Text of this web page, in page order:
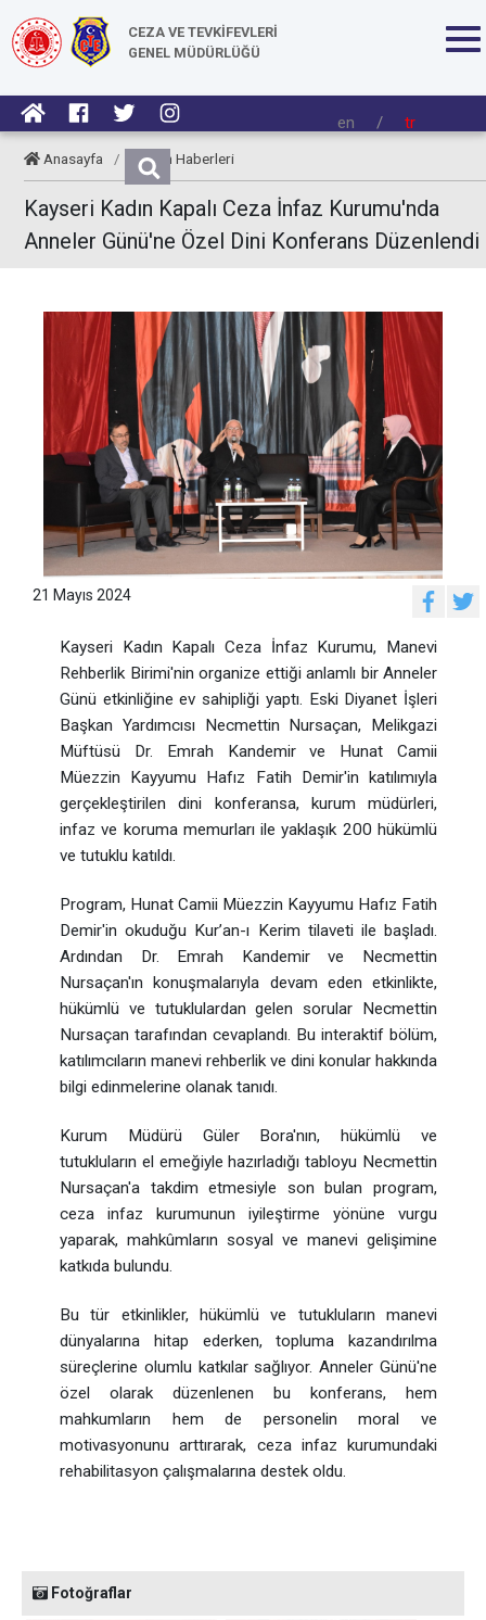
CEZA VE TEVKİFEVLERİ
GENEL MÜDÜRLÜĞÜ
en / tr
Anasayfa / Kurum Haberleri
Kayseri Kadın Kapalı Ceza İnfaz Kurumu'nda
Anneler Günü'ne Özel Dini Konferans Düzenlendi
21 Mayıs 2024
Kayseri Kadın Kapalı Ceza İnfaz Kurumu, Manevi
Rehberlik Birimi'nin organize ettiği anlamlı bir Anneler
Günü etkinliğine ev sahipliği yaptı. Eski Diyanet İşleri
Başkan Yardımcısı Necmettin Nursaçan, Melikgazi
Müftüsü Dr. Emrah Kandemir ve Hunat Camii
Müezzin Kayyumu Hafız Fatih Demir'in katılımıyla
gerçekleştirilen dini konferansa, kurum müdürleri,
infaz ve koruma memurları ile yaklaşık 200 hükümlü
ve tutuklu katıldı.
Program, Hunat Camii Müezzin Kayyumu Hafız Fatih
Demir'in okuduğu Kur’an-ı Kerim tilaveti ile başladı.
Ardından Dr. Emrah Kandemir ve Necmettin
Nursaçan'ın konuşmalarıyla devam eden etkinlikte,
hükümlü ve tutuklulardan gelen sorular Necmettin
Nursaçan tarafından cevaplandı. Bu interaktif bölüm,
katılımcıların manevi rehberlik ve dini konular hakkında
bilgi edinmelerine olanak tanıdı.
Kurum Müdürü Güler Bora'nın, hükümlü ve
tutukluların el emeğiyle hazırladığı tabloyu Necmettin
Nursaçan'a takdim etmesiyle son bulan program,
ceza infaz kurumunun iyileştirme yönüne vurgu
yaparak, mahkûmların sosyal ve manevi gelişimine
katkıda bulundu.
Bu tür etkinlikler, hükümlü ve tutukluların manevi
dünyalarına hitap ederken, topluma kazandırılma
süreçlerine olumlu katkılar sağlıyor. Anneler Günü'ne
özel olarak düzenlenen bu konferans, hem
mahkumların hem de personelin moral ve
motivasyonunu arttırarak, ceza infaz kurumundaki
rehabilitasyon çalışmalarına destek oldu.
Fotoğraflar